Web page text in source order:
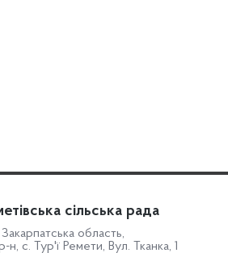
сільська рада
область,
с. Тур'ї Ремети, Вул. Тканка, 1